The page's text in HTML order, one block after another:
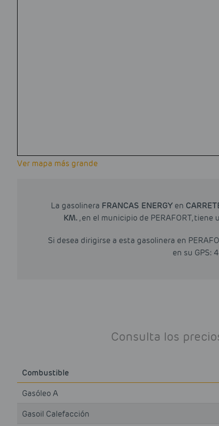
Ver mapa más grande
La gasolinera FRANCAS ENERGYen
KM. , en el municipio de PERAFORT,
Si desea dirigirse a esta gasolinera en
en su GPS:
Consulta los
Combustible
Gasóleo A
Gasoil Calefacción